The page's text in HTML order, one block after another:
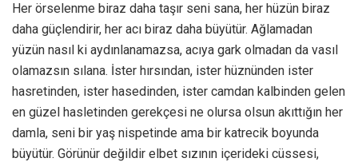
Her örselenme biraz daha taşır seni sana, her hüzün biraz
daha güçlendirir, her acı biraz daha büyütür. Ağlamadan
yüzün nasıl ki aydınlanamazsa, acıya gark olmadan da vasıl
olamazsın sılana. İster hırsından, ister hüznünden ister
hasretinden, ister hasedinden, ister camdan kalbinden gelen
en güzel hasletinden gerekçesi ne olursa olsun akıttığın her
damla, seni bir yaş nispetinde ama bir katrecik boyunda
büyütür. Görünür değildir elbet sızının içerideki cüssesi,